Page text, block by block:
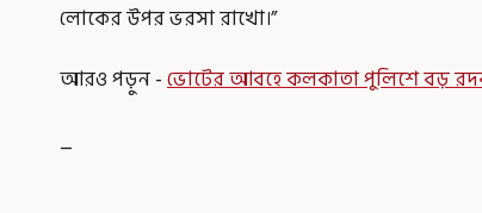
লোকের উপর ভরসা রাখো।”
আরও পড়ুন -ভোটের আবহে কলকাতা পুলিশে বড়
_